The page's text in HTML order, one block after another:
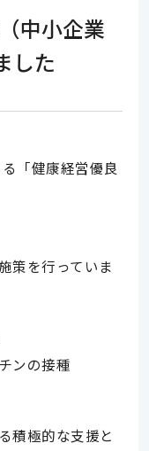
中小企業
した
「健康経営優良
策を行っていま
チンの接種
積極的な支援と